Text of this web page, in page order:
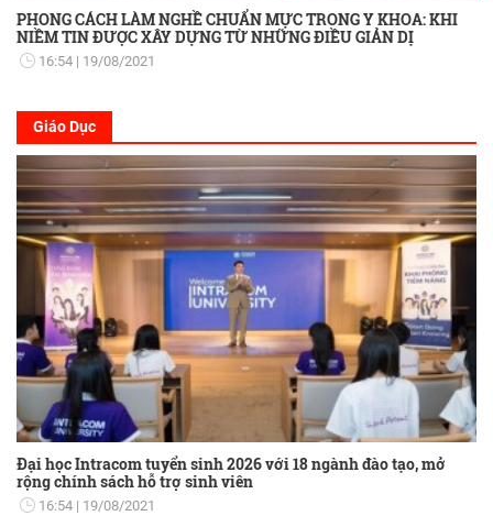
PHONG CÁCH LÀM NGHỀ CHUẨN MỰC TRONG Y KHOA: KHI
NIỀM TIN ĐƯỢC XÂY DỰNG TỪ NHỮNG ĐIỀU GIẢN DỊ
16:54 19/08/2021
Giáo Dục
Đại học Intracom tuyển sinh 2026 với 18 ngành đào tạo, mở
rộng chính sách hỗ trợ sinh viên
16:54 19/08/2021